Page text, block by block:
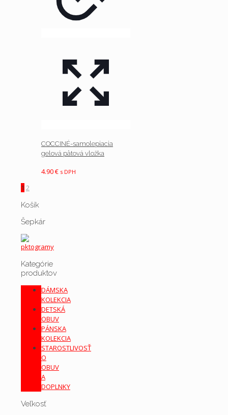
COCCINÉ-samolepiacia
gelová pätová vložka
4.90€ s DPH
1 2
Košík
Šepkár
Kategórie
produktov
DÁMSKA
KOLEKCIA
DETSKÁ
OBUV
PÁNSKA
KOLEKCIA
STAROSTLIVOSŤ
O
OBUV
A
DOPLNKY
Veľkosť